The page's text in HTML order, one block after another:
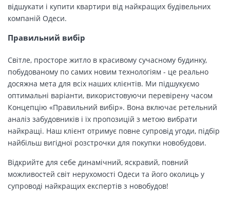
відшукати і купити квартири від найкращих будівельних
компаній Одеси.
Правильний вибір
Світле, просторе житло в красивому сучасному будинку,
побудованому по самих новим технологіям - це реально
досяжна мета для всіх наших клієнтів. Ми підшукуємо
оптимальні варіанти, використовуючи перевірену часом
Концепцію «Правильний вибір». Вона включає ретельний
аналіз забудовників і їх пропозицій з метою вибрати
найкращі. Наш клієнт отримує повне супровід угоди, підбір
найбільш вигідної розстрочки для покупки новобудови.
Відкрийте для себе динамічний, яскравий, повний
можливостей світ нерухомості Одеси та його околиць у
супроводі найкращих експертів з новобудов!